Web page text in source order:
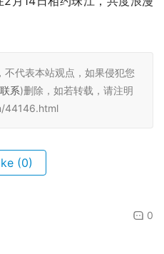
代表本站观点，如果侵犯您
系)删除，如若转载，请注明
44146.html
(0)
0